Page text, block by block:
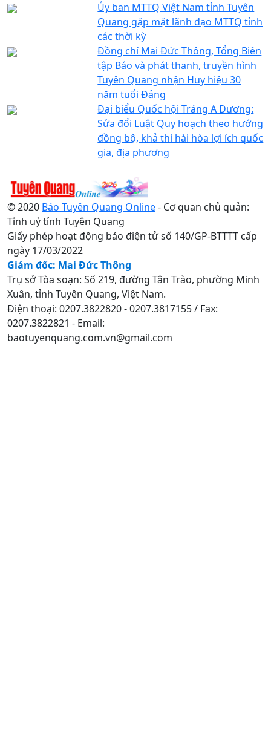
Ủy ban MTTQ Việt Nam tỉnh Tuyên
Quang gặp mặt lãnh đạo MTTQ tỉnh
các thời kỳ
Đồng chí Mai Đức Thông, Tổng Biên
tập Báo và phát thanh, truyền hình
Tuyên Quang nhận Huy hiệu 30
năm tuổi Đảng
Đại biểu Quốc hội Tráng A Dương:
Sửa đổi Luật Quy hoạch theo hướng
đồng bộ, khả thi hài hòa lợi ích quốc
gia, địa phương
© 2020 Báo Tuyên Quang Online- Cơ quan chủ quản:
Tỉnh uỷ tỉnh Tuyên Quang
Giấy phép hoạt động báo điện tử số 140/GP-BTTTT cấp
ngày 17/03/2022
Giám đốc: Mai Đức Thông
Trụ sở Tòa soạn: Số 219, đường Tân Trào, phường Minh
Xuân, tỉnh Tuyên Quang, Việt Nam.
Điện thoại: 0207.3822820 - 0207.3817155 / Fax:
0207.3822821 - Email:
baotuyenquang.com.vn@gmail.com